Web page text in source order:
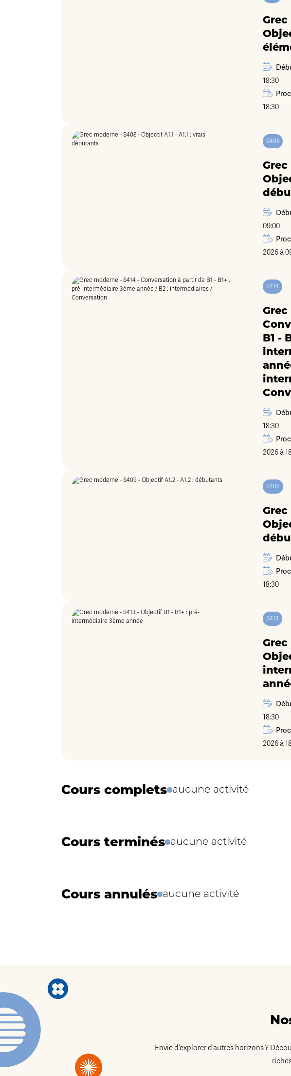
Grec
18:30
18:30
S408
09:00
2026 à
S414
Grec
B1 -
18:30
2026 à
S409
18:30
S413
Grec
18:30
2026 à
Cours complets aucune activité
Cours terminés aucune activité
Cours annulés aucune activité
Envie d’explorer d’autres horizons ?